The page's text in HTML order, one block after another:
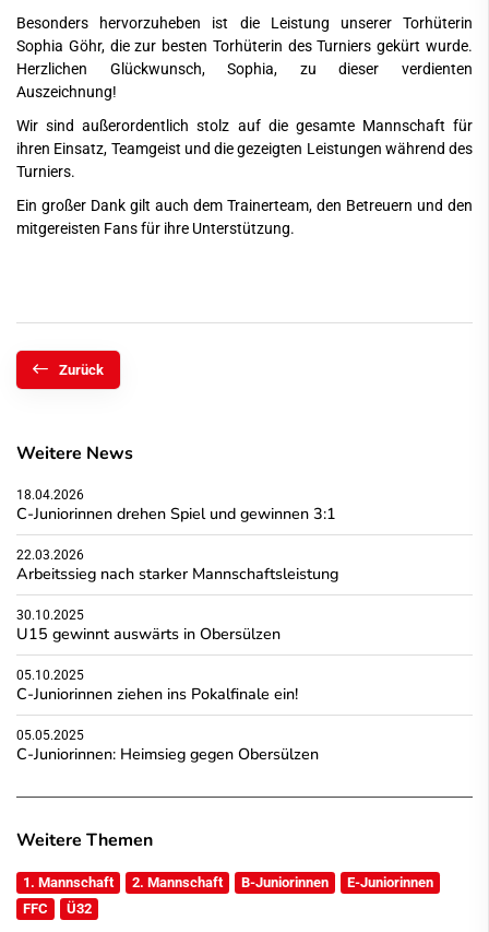
Besonders hervorzuheben ist die Leistung unserer Torhüterin
Sophia Göhr, die zur besten Torhüterin des Turniers gekürt wurde.
Herzlichen Glückwunsch, Sophia, zu dieser verdienten
Auszeichnung!
Wir sind außerordentlich stolz auf die gesamte Mannschaft für
ihren Einsatz, Teamgeist und die gezeigten Leistungen während des
Turniers.
Ein großer Dank gilt auch dem Trainerteam, den Betreuern und den
mitgereisten Fans für ihre Unterstützung.
Zurück
Weitere News
18.04.2026
C-Juniorinnen drehen Spiel und gewinnen 3:1
22.03.2026
Arbeitssieg nach starker Mannschaftsleistung
30.10.2025
U15 gewinnt auswärts in Obersülzen
05.10.2025
C-Juniorinnen ziehen ins Pokalfinale ein!
05.05.2025
C-Juniorinnen: Heimsieg gegen Obersülzen
Weitere Themen
1. Mannschaft 2. Mannschaft B-Juniorinnen
E-Juniorinnen
FFC
Ü32